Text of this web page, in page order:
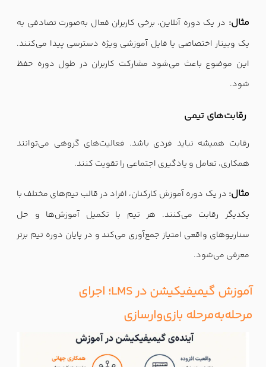
مثال: در یک دوره آنلاین، برخی کاربران فعال به‌صورت تصادفی به
یک وبینار اختصاصی یا فایل آموزشی ویژه دسترسی پیدا می‌کنند.
این موضوع باعث می‌شود مشارکت کاربران در طول دوره حفظ
شود.
رقابت‌های تیمی
رقابت همیشه نباید فردی باشد. فعالیت‌های گروهی می‌توانند
همکاری، تعامل و یادگیری اجتماعی را تقویت کنند.
مثال: در یک دوره آموزش کارکنان، افراد در قالب تیم‌های مختلف با
یکدیگر رقابت می‌کنند. هر تیم با تکمیل آموزش‌ها و حل
سناریوهای واقعی امتیاز جمع‌آوری می‌کند و در پایان دوره تیم برتر
معرفی می‌شود.
آموزش گیمیفیکیشن در LMS؛ اجرای
مرحله‌به‌مرحله بازی‌وارسازی